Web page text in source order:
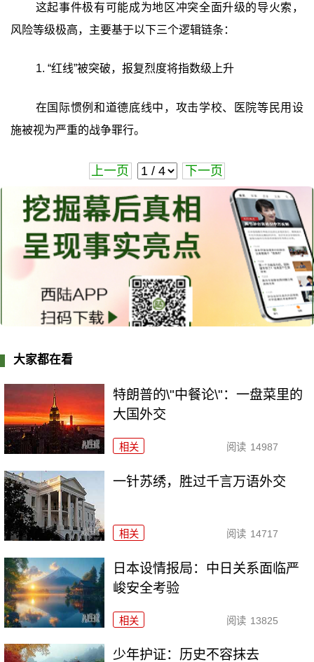
这起事件极有可能成为地区冲突全面升级的导火索，
风险等级极高，主要基于以下三个逻辑链条：
1. “红线”被突破，报复烈度将指数级上升
在国际惯例和道德底线中，攻击学校、医院等民用设
施被视为严重的战争罪行。
上一页 下一页
大家都在看
特朗普的\"中餐论\"：一盘菜里的
大国外交
相关 阅读 14987
一针苏绣，胜过千言万语外交
相关 阅读 14717
日本设情报局：中日关系面临严
峻安全考验
相关 阅读 13825
少年护证：历史不容抹去